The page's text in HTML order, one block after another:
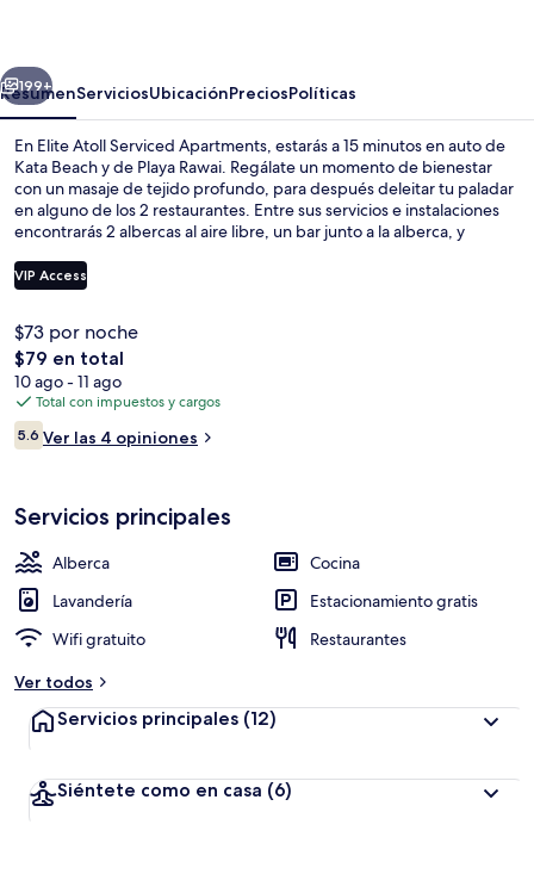
Siguiente
199+
ResumenServiciosUbicaciónPreciosPolíticas
En Elite Atoll Serviced Apartments, estarás a 15 minutos en auto de
Kata Beach y de Playa Rawai. Regálate un momento de bienestar
con un masaje de tejido profundo, para después deleitar tu paladar
en alguno de los 2 restaurantes. Entre sus servicios e instalaciones
encontrarás 2 albercas al aire libre, un bar junto a la alberca, y
VIP Access
$73 por noche
El
precio
total
es
de
$79 en total
10 ago - 11 ago
Total con impuestos y cargos
Opiniones
5.65.6 de 10,
Ver las 4 opiniones
Servicios principales
Alberca
Cocina
Lavandería
Estacionamiento gratis
Wifi gratuito
Restaurantes
Ver todos
Servicios principales (12)
Siéntete como en casa (6)